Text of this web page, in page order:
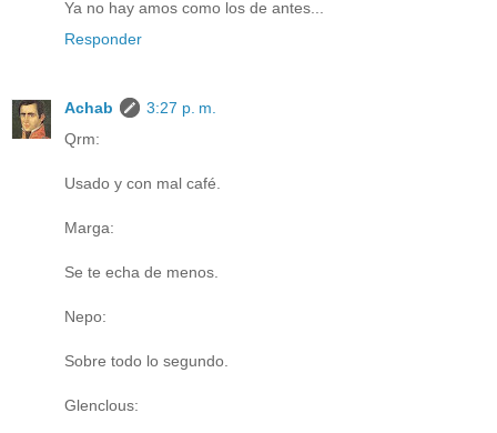
Ya no hay amos como los de antes...
Responder
Achab
3:27 p. m.
Qrm:
Usado y con mal café.
Marga:
Se te echa de menos.
Nepo:
Sobre todo lo segundo.
Glenclous: